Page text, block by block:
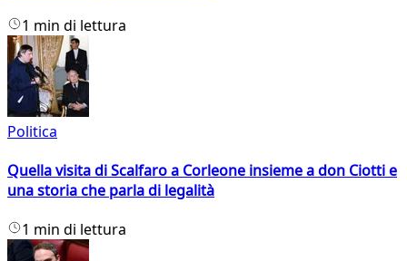
1 min di lettura
Politica
Quella visita di Scalfaro a Corleone insieme a don Ciotti e
una storia che parla di legalità
1 min di lettura